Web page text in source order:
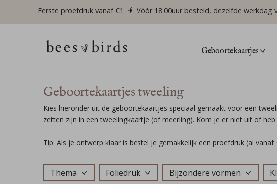
Eerste proefdruk vanaf €1 Vóór 18:00uur besteld, dezelfde werkdag
Geboortekaartjes
Geboortekaartjes tweeling
Kies hieronder uit de geboortekaartjes speciaal gemaakt voor een
zetten zijn in een tweelingkaartje (of meerling). Kom je er niet uit of
Tip: Als je ontwerp klaar is bestel je gemakkelijk een proefdruk (al
Thema Foliedruk Bijzondere vormen